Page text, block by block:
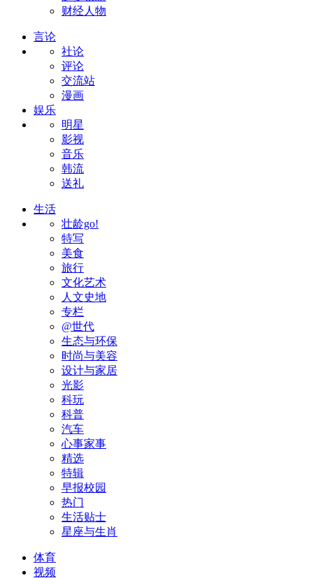
财经人物
言论
社论
评论
交流站
漫画
娱乐
明星
影视
音乐
韩流
送礼
生活
壮龄go!
特写
美食
旅行
文化艺术
人文史地
专栏
@世代
生态与环保
时尚与美容
设计与家居
光影
科玩
科普
汽车
心事家事
精选
特辑
早报校园
热门
生活贴士
星座与生肖
体育
视频